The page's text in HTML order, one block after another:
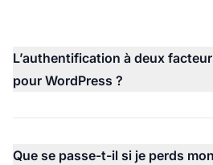
L’authentification à deux
pour WordPress ?
Que se passe-t-il si je perds